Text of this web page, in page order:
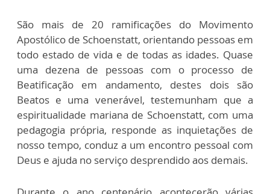
São mais de 20 ramificações do Movimento
Apostólico de Schoenstatt, orientando pessoas em
todo estado de vida e de todas as idades. Quase
uma dezena de pessoas com o processo de
Beatificação em andamento, destes dois são
Beatos e uma venerável, testemunham que a
espiritualidade mariana de Schoenstatt, com uma
pedagogia própria, responde as inquietações de
nosso tempo, conduz a um encontro pessoal com
Deus e ajuda no serviço desprendido aos demais.